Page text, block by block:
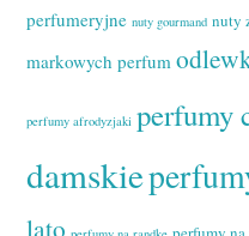
perfumeryjne nuty gourmand nuty
markowych perfum
perfumy afrodyzjaki perfumy
damskie
lato